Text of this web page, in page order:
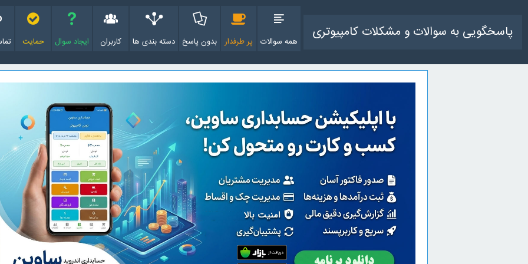
پاسخگویی به سوالات و مشکلات کامپیوتری همه سوالات پر طرفدار بدون پاسخ دسته بندی ها کاربران ایجاد سوال حمایت